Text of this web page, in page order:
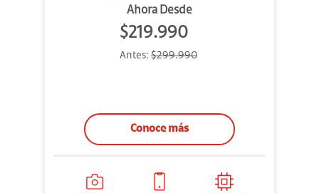
Ahora Desde
$219.990
Antes: $299.990
Conoce más